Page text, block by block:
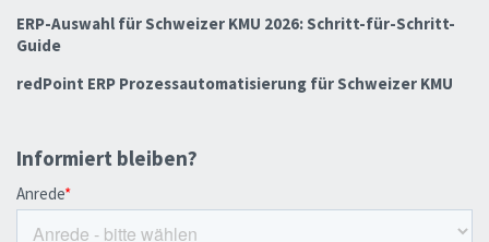
ERP-Auswahl für Schweizer KMU 2026: Schritt-für-Schritt-
Guide
redPoint ERP Prozessautomatisierung für Schweizer KMU
Informiert bleiben?